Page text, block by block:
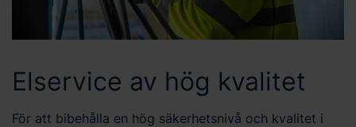
Elservice av hög kvalitet
För att bibehålla en hög säkerhetsnivå och kvalitet i